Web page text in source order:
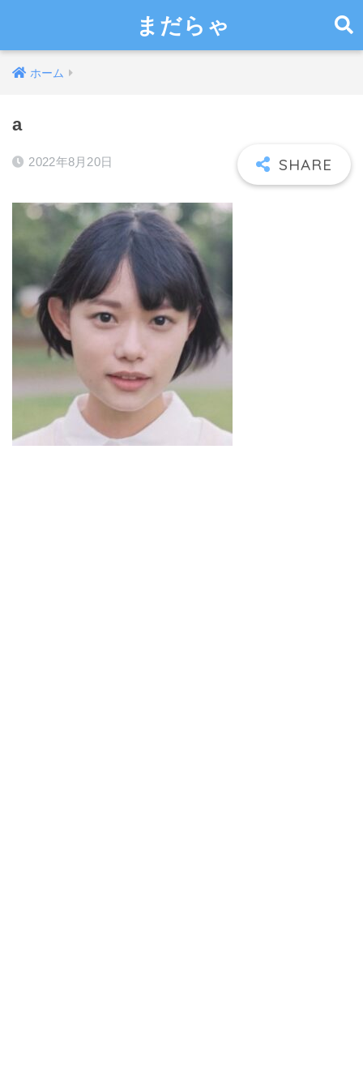
まだらゃ
ホーム
a
2022年8月20日